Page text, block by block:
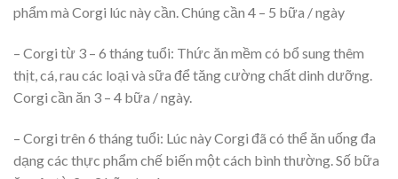
phẩm mà Corgi lúc này cần. Chúng cần 4 – 5 bữa / ngày
– Corgi từ 3 – 6 tháng tuổi: Thức ăn mềm có bổ sung thêm
thịt, cá, rau các loại và sữa để tăng cường chất dinh dưỡng.
Corgi cần ăn 3 – 4 bữa / ngày.
– Corgi trên 6 tháng tuổi: Lúc này Corgi đã có thể ăn uống đa
dạng các thực phẩm chế biến một cách bình thường. Số bữa